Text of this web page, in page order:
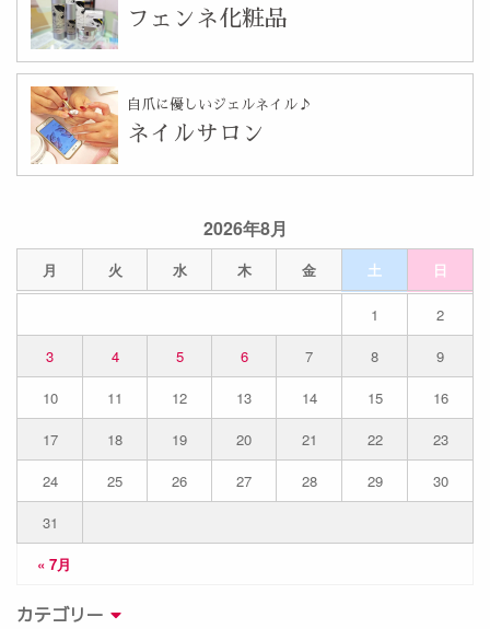
2026年8月
月 火 水 木 金 土 日
« 7月
1
2
3
4 5 6 7 8
9
10
11 12 13 14 15
16
17
18 19 20 21 22
23
24
25 26 27 28 29
30
31
カテゴリー
フェンネ化粧品
自爪に優しいジェルネイル♪
ネイルサロン